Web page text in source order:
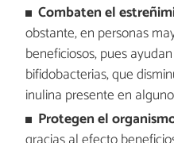
Combaten el
obstante, en personas
beneficiosos, pues
bifidobacterias, que
inulina presente en
Protegen el